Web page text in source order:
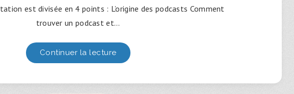
est divisée en 4 points : L’origine des podcasts Comment
trouver un podcast et…
Continuer la lecture